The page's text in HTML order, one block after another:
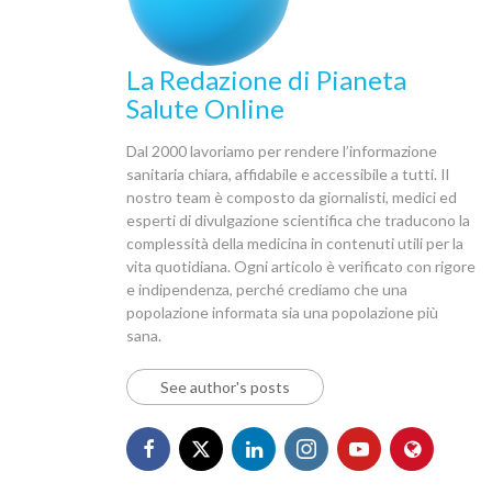
La Redazione di Pianeta
Salute Online
Dal 2000 lavoriamo per rendere l’informazione
sanitaria chiara, affidabile e accessibile a tutti. Il
nostro team è composto da giornalisti, medici ed
esperti di divulgazione scientifica che traducono la
complessità della medicina in contenuti utili per la
vita quotidiana. Ogni articolo è verificato con rigore
e indipendenza, perché crediamo che una
popolazione informata sia una popolazione più
sana.
See author's posts